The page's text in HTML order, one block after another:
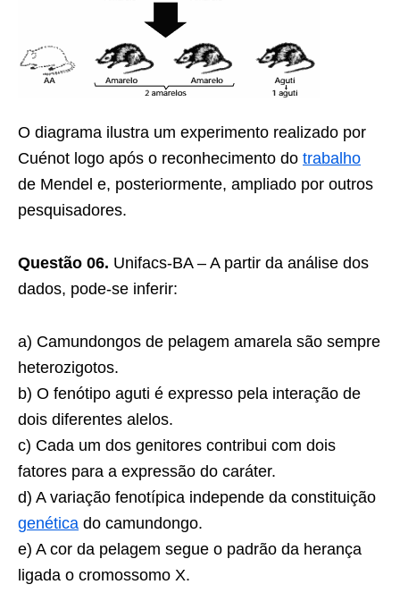
O diagrama ilustra um experimento realizado por
Cuénot logo após o reconhecimento do trabalho
de Mendel e, posteriormente, ampliado por outros
pesquisadores.
Questão 06. Unifacs-BA – A partir da análise dos
dados, pode-se inferir:
a) Camundongos de pelagem amarela são sempre
heterozigotos.
b) O fenótipo aguti é expresso pela interação de
dois diferentes alelos.
c) Cada um dos genitores contribui com dois
fatores para a expressão do caráter.
d) A variação fenotípica independe da constituição
genética do camundongo.
e) A cor da pelagem segue o padrão da herança
ligada o cromossomo X.